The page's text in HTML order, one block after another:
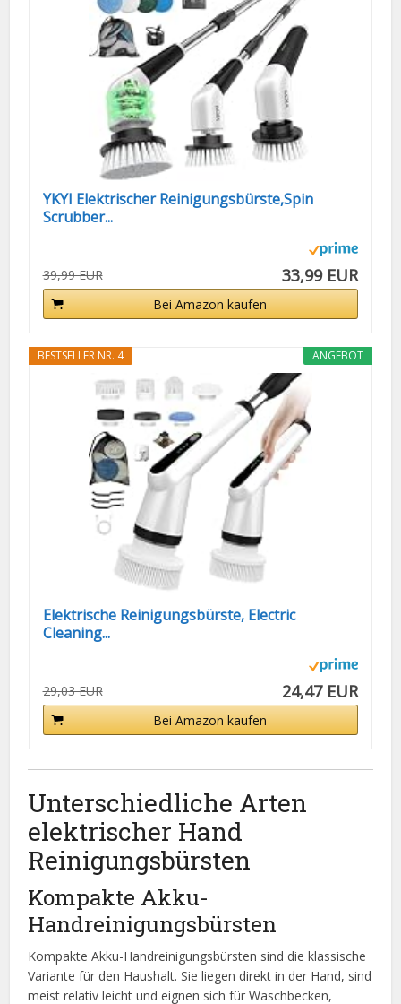
YKYI Elektrischer Reinigungsbürste,Spin
Scrubber...
39,99 EUR 33,99 EUR
Bei Amazon kaufen
ANGEBOT
BESTSELLER NR. 4
Elektrische Reinigungsbürste, Electric
Cleaning...
29,03 EUR 24,47 EUR
Bei Amazon kaufen
Unterschiedliche Arten
elektrischer Hand
Reinigungsbürsten
Kompakte Akku-
Handreinigungsbürsten
Kompakte Akku-Handreinigungsbürsten sind die klassische
Variante für den Haushalt. Sie liegen direkt in der Hand, sind
meist relativ leicht und eignen sich für Waschbecken,